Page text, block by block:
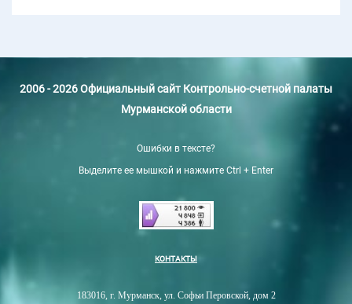
2006 - 2026 Официальный сайт Контрольно-счетной палаты
Мурманской области
Ошибки в тексте?
Выделите ее мышкой и нажмите Ctrl + Enter
КОНТАКТЫ
183016, г. Мурманск, ул. Софьи Перовской, дом 2